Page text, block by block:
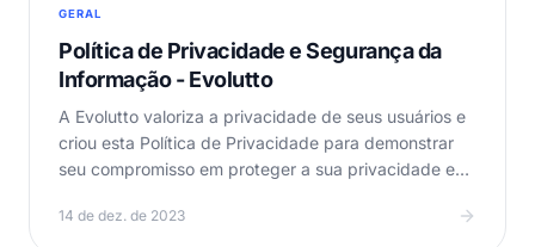
GERAL
Política de Privacidade e Segurança da
Informação - Evolutto
A Evolutto valoriza a privacidade de seus usuários e
criou esta Política de Privacidade para demonstrar
seu compromisso em proteger a sua privacidade e…
14 de dez. de 2023